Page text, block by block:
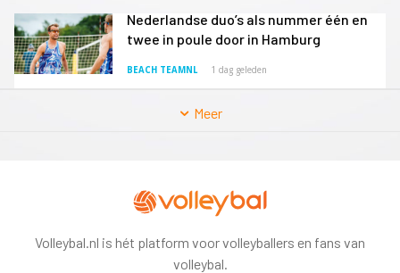
Nederlandse duo’s als nummer één en
twee in poule door in Hamburg
BEACH TEAMNL 1 dag geleden
Meer
Volleybal.nl is hét platform voor volleyballers en fans van
volleybal.